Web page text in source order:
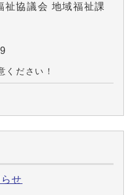
祉協議会 地域福祉課
ください！
せ